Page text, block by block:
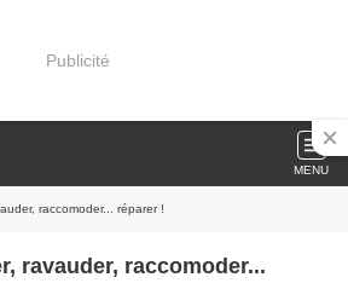
Publicité
MENU
raccomoder... réparer !
ravauder, raccomoder...